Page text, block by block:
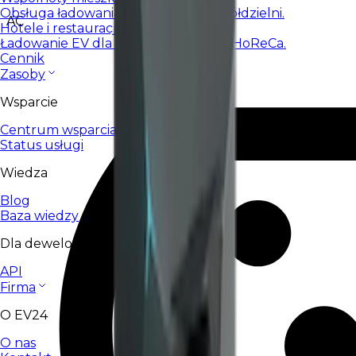
Obsługa ładowania dla wspólnot i spółdzielni.
Hotele i restauracje
Ładowanie EV dla hoteli, restauracji i HoReCa.
Cennik
Zasoby
Wsparcie
Centrum wsparcia
Status usługi
Wiedza
Blog
Baza wiedzy
Dla deweloperów
API
Firma
O EV24
O nas
AC